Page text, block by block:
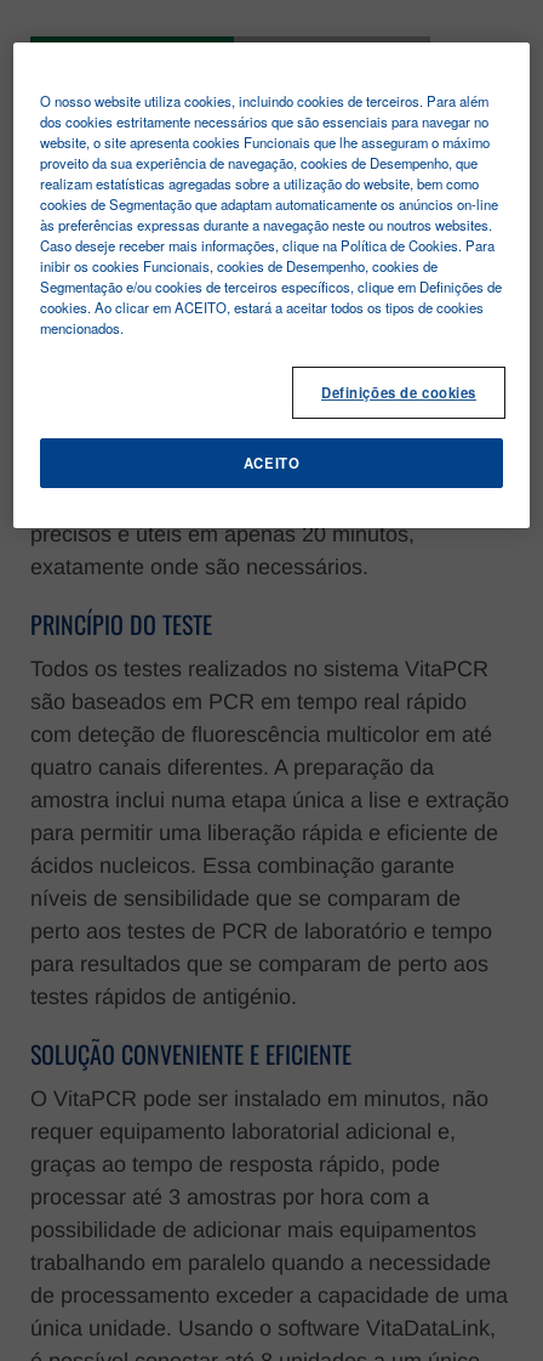
TESTES DISPONÍVEIS
MULTIMÉDIA
REFERÊNCIAS
VITAPCR™ EM RESUMO
VitaPCR™ VitaPCR ™ é um sistema point-of-
care molecular rápido baseado em PCR em
Tempo Real para deteção molecular rápida de
SARSCoV-2 e outros vírus respiratórios,
diretamente de exsudados oro e nasofaríngeos.
O sistema combina alta sensibilidade com
precisos e úteis em apenas 20 minutos,
exatamente onde são necessários.
PRINCÍPIO DO TESTE
Todos os testes realizados no sistema VitaPCR
são baseados em PCR em tempo real rápido
com deteção de fluorescência multicolor em até
quatro canais diferentes. A preparação da
amostra inclui numa etapa única a lise e extração
para permitir uma liberação rápida e eficiente de
ácidos nucleicos. Essa combinação garante
níveis de sensibilidade que se comparam de
perto aos testes de PCR de laboratório e tempo
para resultados que se comparam de perto aos
testes rápidos de antigénio.
SOLUÇÃO CONVENIENTE E EFICIENTE
O VitaPCR pode ser instalado em minutos, não
requer equipamento laboratorial adicional e,
graças ao tempo de resposta rápido, pode
processar até 3 amostras por hora com a
possibilidade de adicionar mais equipamentos
trabalhando em paralelo quando a necessidade
de processamento exceder a capacidade de uma
única unidade. Usando o software VitaDataLink,
O nosso website utiliza cookies, incluindo cookies de terceiros. Para além
dos cookies estritamente necessários que são essenciais para navegar no
website, o site apresenta cookies Funcionais que lhe asseguram o máximo
proveito da sua experiência de navegação, cookies de Desempenho, que
realizam estatísticas agregadas sobre a utilização do website, bem como
cookies de Segmentação que adaptam automaticamente os anúncios on-line
às preferências expressas durante a navegação neste ou noutros websites.
Caso deseje receber mais informações, clique na Política de Cookies. Para
inibir os cookies Funcionais, cookies de Desempenho, cookies de
Segmentação e/ou cookies de terceiros específicos, clique em Definições de
cookies. Ao clicar em ACEITO, estará a aceitar todos os tipos de cookies
mencionados.
Definições de cookies
ACEITO